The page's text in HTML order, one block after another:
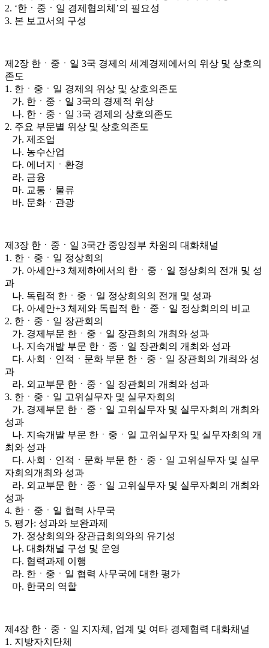
2. ‘한ㆍ중ㆍ일 경제협의체’의 필요성
3. 본 보고서의 구성
제2장 한ㆍ중ㆍ일 3국 경제의 세계경제에서의 위상 및 상호의
존도
1. 한ㆍ중ㆍ일 경제의 위상 및 상호의존도
가. 한ㆍ중ㆍ일 3국의 경제적 위상
나. 한ㆍ중ㆍ일 3국 경제의 상호의존도
2. 주요 부문별 위상 및 상호의존도
가. 제조업
나. 농수산업
다. 에너지ㆍ환경
라. 금융
마. 교통ㆍ물류
바. 문화ㆍ관광
제3장 한ㆍ중ㆍ일 3국간 중앙정부 차원의 대화채널
1. 한ㆍ중ㆍ일 정상회의
가. 아세안+3 체제하에서의 한ㆍ중ㆍ일 정상회의 전개 및 성
과
나. 독립적 한ㆍ중ㆍ일 정상회의의 전개 및 성과
다. 아세안+3 체제와 독립적 한ㆍ중ㆍ일 정상회의의 비교
2. 한ㆍ중ㆍ일 장관회의
가. 경제부문 한ㆍ중ㆍ일 장관회의 개최와 성과
나. 지속개발 부문 한ㆍ중ㆍ일 장관회의 개최와 성과
다. 사회ㆍ인적ㆍ문화 부문 한ㆍ중ㆍ일 장관회의 개최와 성
과
라. 외교부문 한ㆍ중ㆍ일 장관회의 개최와 성과
3. 한ㆍ중ㆍ일 고위실무자 및 실무자회의
가. 경제부문 한ㆍ중ㆍ일 고위실무자 및 실무자회의 개최와
성과
나. 지속개발 부문 한ㆍ중ㆍ일 고위실무자 및 실무자회의 개
최와 성과
다. 사회ㆍ인적ㆍ문화 부문 한ㆍ중ㆍ일 고위실무자 및 실무
자회의개최와 성과
라. 외교부문 한ㆍ중ㆍ일 고위실무자 및 실무자회의 개최와
성과
4. 한ㆍ중ㆍ일 협력 사무국
5. 평가: 성과와 보완과제
가. 정상회의와 장관급회의와의 유기성
나. 대화채널 구성 및 운영
다. 협력과제 이행
라. 한ㆍ중ㆍ일 협력 사무국에 대한 평가
마. 한국의 역할
제4장 한ㆍ중ㆍ일 지자체, 업계 및 여타 경제협력 대화채널
1. 지방자치단체